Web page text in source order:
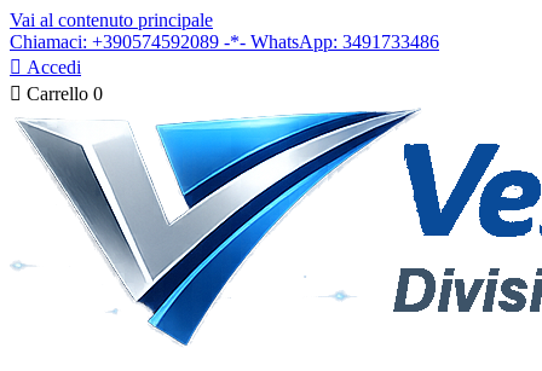
Vai al contenuto principale
Chiamaci: +390574592089 -*- WhatsApp: 3491733486
 Accedi
 Carrello 0